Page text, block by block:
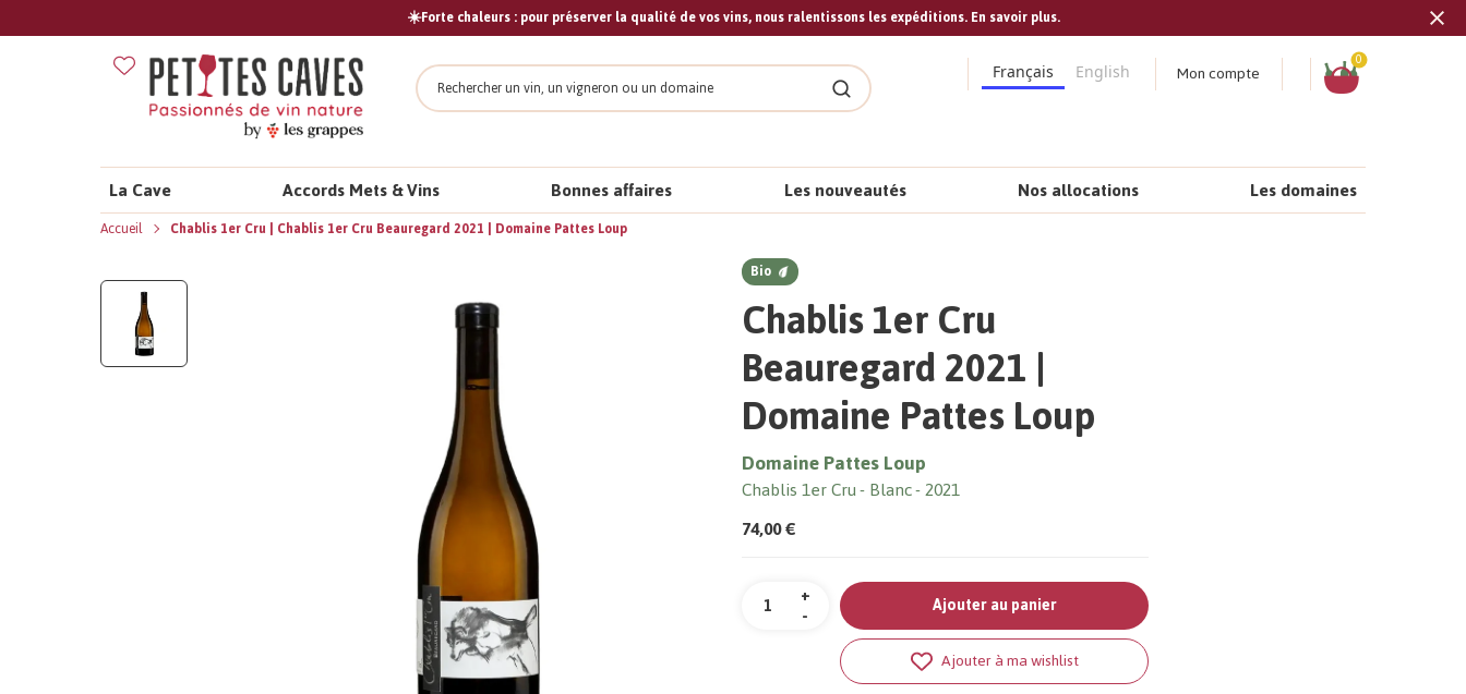
☀️Forte chaleurs : pour préserver la qualité de vos vins, nous ralentissons les expéditions. En savoir plus.
Rechercher
Rechercher
Français English Mon compte
Panier
0
La Cave Accords Mets & Vins Bonnes affaires Les nouveautés Nos allocations Les domaines
Accueil
Chablis 1er Cru | Chablis 1er Cru Beauregard 2021 | Domaine Pattes Loup
Bio
Chablis 1er Cru
Beauregard 2021 |
Domaine Pattes Loup
Domaine Pattes Loup
Chablis 1er Cru Blanc 2021
74,00 €
Quantité +
-
Ajouter au panier
Ajouter à ma wishlist